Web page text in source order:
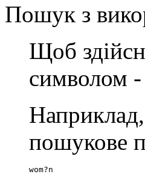
Пошук з
Щоб
символом -
пошукове
wom?n